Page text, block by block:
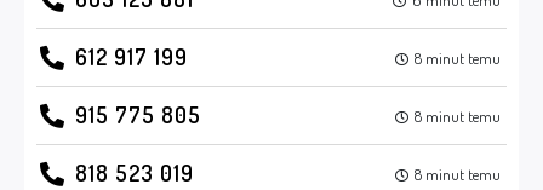
612 917 199 8 minut temu
915 775 805 8 minut temu
818 523 019 8 minut temu